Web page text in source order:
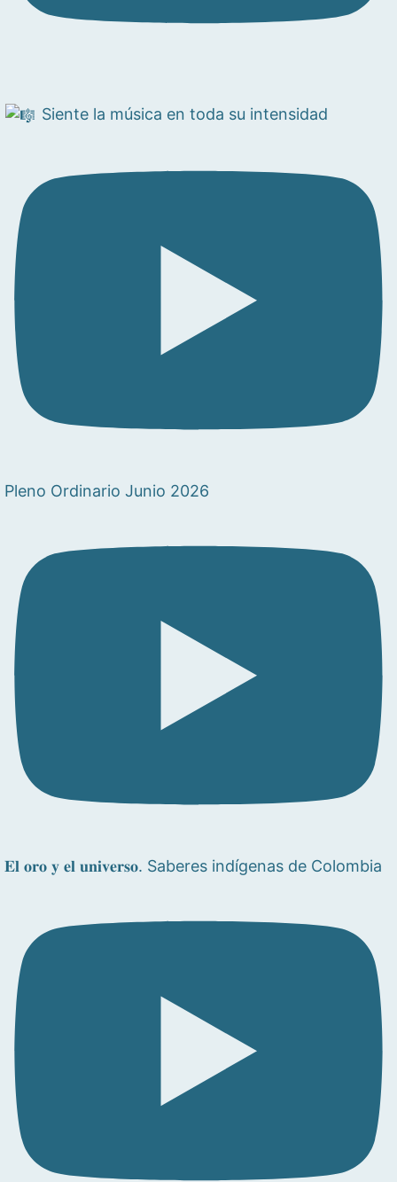
Siente la música en toda su intensidad
Pleno Ordinario Junio 2026
𝐄𝐥 𝐨𝐫𝐨 𝐲 𝐞𝐥 𝐮𝐧𝐢𝐯𝐞𝐫𝐬𝐨. Saberes indígenas de Colombia